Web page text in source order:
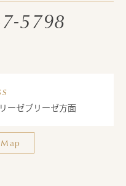
5798
ーゼブリーゼ方面